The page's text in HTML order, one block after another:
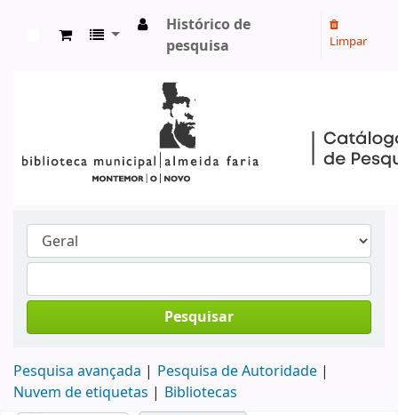
Histórico de
pesquisa
Limpar
Pesquisar
Pesquisa avançada
Pesquisa de Autoridade
Nuvem de etiquetas
Bibliotecas